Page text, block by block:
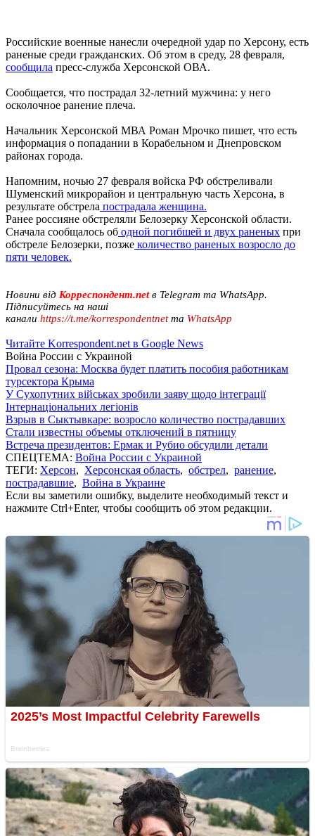
Российские военные нанесли очередной удар по Херсону, есть
раненые среди гражданских. Об этом в среду, 28 февраля,
сообщила пресс-служба Херсонской ОВА.
Сообщается, что пострадал 32-летний мужчина: у него
осколочное ранение плеча.
Начальник Херсонской МВА Роман Мрочко пишет, что есть
информация о попадании в Корабельном и Днепровском
районах города.
Напомним, ночью 27 февраля войска РФ обстреливали
Шуменский микрорайон и центральную часть Херсона, в
результате обстрела пострадала женщина.
Ранее россияне обстреляли Белозерку Херсонской области.
Сначала сообщалось об одной погибшей и двух раненых при
обстреле Белозерки, позже количество раненых возросло до
пяти человек.
Новини від Корреспондент.netв Telegram та WhatsApp.
Підписуйтесь на наші
канали https://t.me/korrespondentnetта WhatsApp
Читайте Korrespondent.net в Google News
Война России с Украиной
Провал сезона: Москва будет платить пособия работникам
турсектора Крыма
У Сухопутних військах зробили заяву щодо інтеграції
Інтернаціональних легіонів
Взрыв в Сыктывкаре: возросло количество пострадавших
Стали известны объемы отключений в пятницу
Встреча президентов: Ермак и Рубио обсудили детали
СПЕЦТЕМА: Война России с Украиной
ТЕГИ: Херсон, Херсонская область, обстрел, ранение,
пострадавшие, Война в Украине
Если вы заметили ошибку, выделите необходимый текст и
нажмите Ctrl+Enter, чтобы сообщить об этом редакции.